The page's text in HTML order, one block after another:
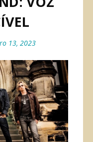
13, 2023